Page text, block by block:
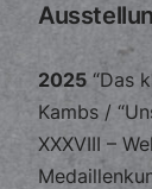
2025 “Das
Kambs /
XXXVIII –